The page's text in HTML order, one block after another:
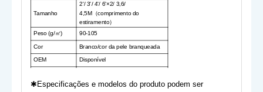
Tamanho
2'/ 3'/ 4'/ 6'×2/ 3,6/
4,5M （comprimento do
estiramento）
Peso (g/㎡) 90-105
Cor Branco/cor da pele branqueada
OEM Disponível
Uso
socorros/Cuidados de
✱Especificações e modelos do produto podem ser